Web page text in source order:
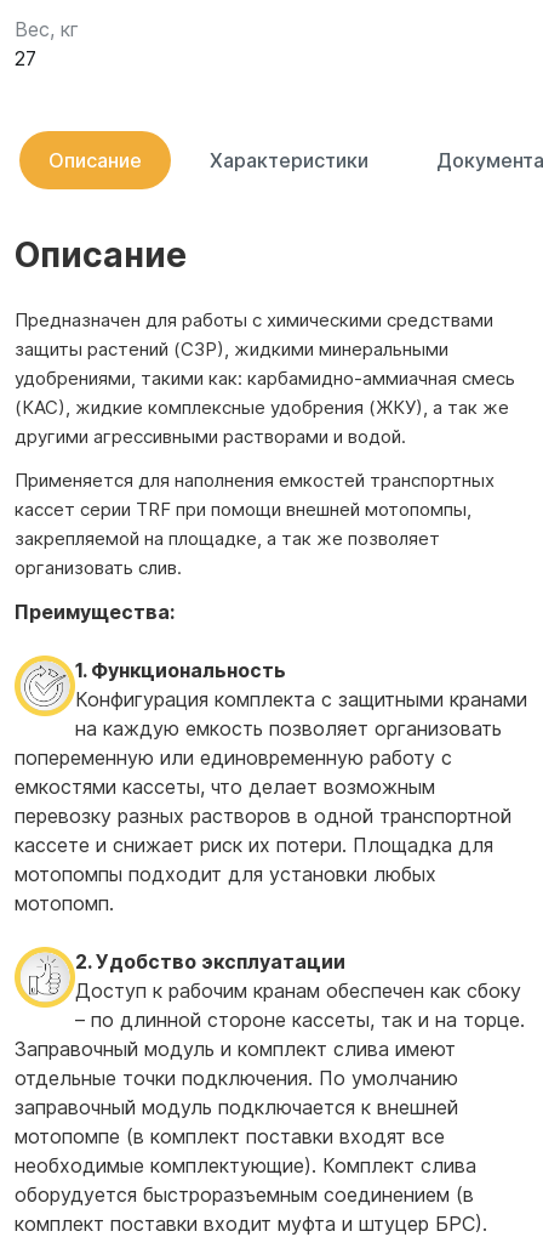
Вес, кг
27
Описание Характеристики
Описание
Предназначен для работы с химическими средствами
защиты растений (СЗР), жидкими минеральными
удобрениями, такими как: карбамидно-аммиачная смесь
(КАС), жидкие комплексные удобрения (ЖКУ), а так же
другими агрессивными растворами и водой.
Применяется для наполнения емкостей транспортных
кассет серии TRF при помощи внешней мотопомпы,
закрепляемой на площадке, а так же позволяет
организовать слив.
Преимущества:
1. Функциональность
Конфигурация комплекта с защитными кранами
на каждую емкость позволяет организовать
попеременную или единовременную работу с
емкостями кассеты, что делает возможным
перевозку разных растворов в одной транспортной
кассете и снижает риск их потери. Площадка для
мотопомпы подходит для установки любых
мотопомп.
2. Удобство эксплуатации
Доступ к рабочим кранам обеспечен как сбоку
– по длинной стороне кассеты, так и на торце.
Заправочный модуль и комплект слива имеют
отдельные точки подключения. По умолчанию
заправочный модуль подключается к внешней
мотопомпе (в комплект поставки входят все
необходимые комплектующие). Комплект слива
оборудуется быстроразъемным соединением (в
комплект поставки входит муфта и штуцер БРС).